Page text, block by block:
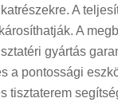
A
A
gyártás
a pontossági
tisztaterem